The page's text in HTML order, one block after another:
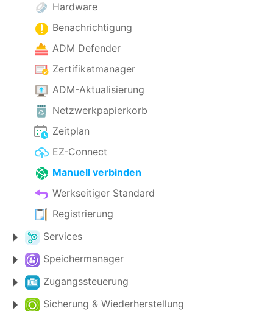
Hardware
Benachrichtigung
ADM Defender
Zertifikatmanager
ADM-Aktualisierung
Netzwerkpapierkorb
Zeitplan
EZ-Connect
Manuell verbinden
Werkseitiger Standard
Registrierung
Services
Speichermanager
Zugangssteuerung
Sicherung & Wiederherstellung